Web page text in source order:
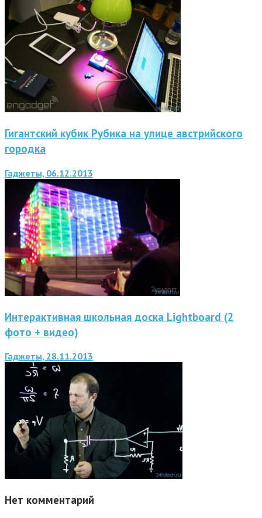
Гигантский кубик Рубика на улице австрийского
городка
Гаджеты, 06.12.2013
Интерактивная школьная доска Lightboard (2
фото + видео)
Гаджеты, 28.11.2013
Нет комментарий